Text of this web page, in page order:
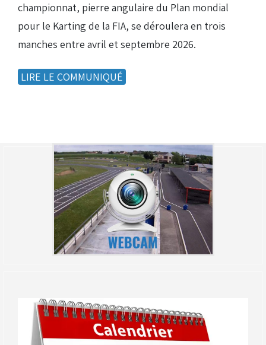
Droit de piste annuel autre club : voir avec le RKO
sur le circuit
championnat, pierre angulaire du Plan mondial
pour le Karting de la FIA, se déroulera en trois
manches entre avril et septembre 2026.
LIRE LE COMMUNIQUÉ